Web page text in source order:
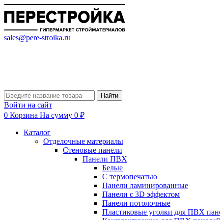
sales@pere-stroika.ru
Найти
Войти на сайт
0 Корзина На сумму 0 ₽
Каталог
Отделочные материалы
Стеновые панели
Панели ПВХ
Белые
С термопечатью
Панели ламинированные
Панели с 3D эффектом
Панели потолочные
Пластиковые уголки для ПВХ